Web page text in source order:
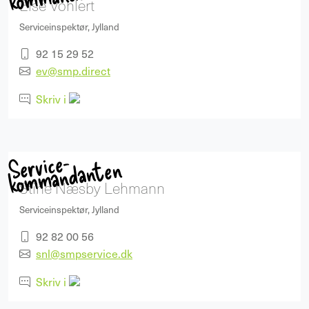
Else Vohlert
Serviceinspektør, Jylland
92 15 29 52
ev@smp.direct
Skriv i
Service-
ko
m
manda
nte
n
Stine Næsby Lehmann
Serviceinspektør, Jylland
92 82 00 56
snl@smpservice.dk
Skriv i